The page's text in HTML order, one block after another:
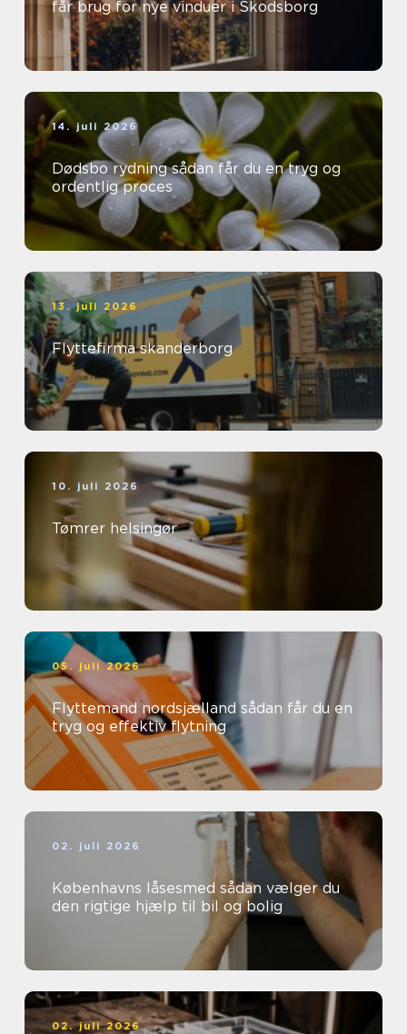
får brug for nye vinduer i Skodsborg
14. juli 2026
Dødsbo rydning sådan får du en tryg og
ordentlig proces
13. juli 2026
Flyttefirma skanderborg
10. juli 2026
Tømrer helsingør
05. juli 2026
Flyttemand nordsjælland sådan får du en
tryg og effektiv flytning
02. juli 2026
Københavns låsesmed sådan vælger du
den rigtige hjælp til bil og bolig
02. juli 2026